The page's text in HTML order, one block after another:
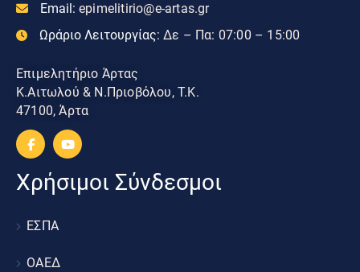
Email: epimelitirio@e-artas.gr
Ωράριο Λειτουργίας: Δε – Πα: 07:00 – 15:00
Επιμελητήριο Άρτας
Κ.Αιτωλού & Ν.Πριοβόλου, Τ.Κ.
47100, Άρτα
Χρήσιμοι Σύνδεσμοι
ΕΣΠΑ
ΟΑΕΔ